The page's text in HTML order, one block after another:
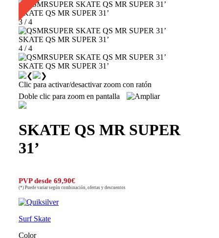
SKATE QS MR SUPER 31’
3 / 4
SKATE QS MR SUPER 31’
4 / 4
SKATE QS MR SUPER 31’
Clic para activar/desactivar zoom con ratón
Doble clic para zoom en pantalla
SKATE QS MR SUPER
31’
PVP desde 69,90€
(*) Puede variar según combinación, ofertas y descuentos
Surf Skate
Color